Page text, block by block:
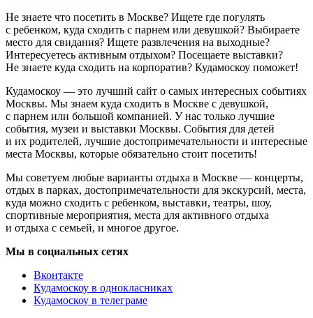
Не знаете что посетить в Москве? Ищете где погулять
с ребенком, куда сходить с парнем или девушкой? Выбираете
место для свидания? Ищете развлечения на выходные?
Интересуетесь активным отдыхом? Посещаете выставки?
Не знаете куда сходить на корпоратив? Кудамоскоу поможет!
Кудамоскоу — это лучший сайт о самых интересных событиях
Москвы. Мы знаем куда сходить в Москве с девушкой,
с парнем или большой компанией. У нас только лучшие
события, музеи и выставки Москвы. События для детей
и их родителей, лучшие достопримечательности и интересные
места Москвы, которые обязательно стоит посетить!
Мы советуем любые варианты отдыха в Москве — концерты,
отдых в парках, достопримечательности для экскурсий, места,
куда можно сходить с ребенком, выставки, театры, шоу,
спортивные мероприятия, места для активного отдыха
и отдыха с семьей, и многое другое.
Мы в социальных сетях
Вконтакте
Кудамоскоу в однокласниках
Кудамоскоу в телеграме